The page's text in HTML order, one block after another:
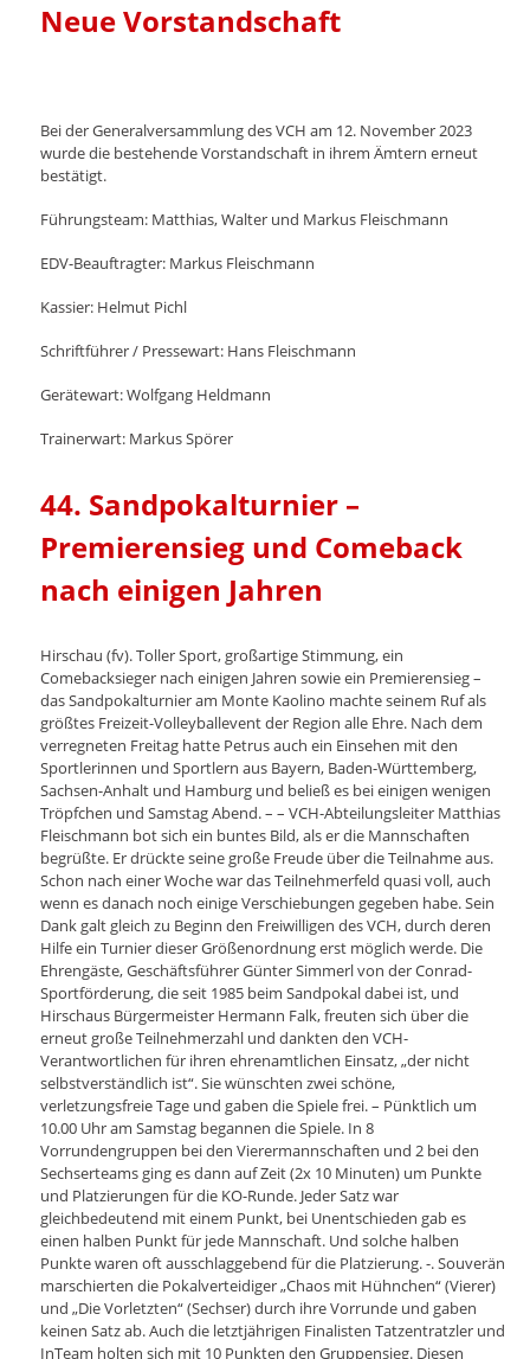
Neue Vorstandschaft
Bei der Generalversammlung des VCH am 12. November 2023
wurde die bestehende Vorstandschaft in ihrem Ämtern erneut
bestätigt.
Führungsteam: Matthias, Walter und Markus Fleischmann
EDV-Beauftragter: Markus Fleischmann
Kassier: Helmut Pichl
Schriftführer / Pressewart: Hans Fleischmann
Gerätewart: Wolfgang Heldmann
Trainerwart: Markus Spörer
44. Sandpokalturnier –
Premierensieg und Comeback
nach einigen Jahren
Hirschau (fv). Toller Sport, großartige Stimmung, ein
Comebacksieger nach einigen Jahren sowie ein Premierensieg –
das Sandpokalturnier am Monte Kaolino machte seinem Ruf als
größtes Freizeit-Volleyballevent der Region alle Ehre. Nach dem
verregneten Freitag hatte Petrus auch ein Einsehen mit den
Sportlerinnen und Sportlern aus Bayern, Baden-Württemberg,
Sachsen-Anhalt und Hamburg und beließ es bei einigen wenigen
Tröpfchen und Samstag Abend. – – VCH-Abteilungsleiter Matthias
Fleischmann bot sich ein buntes Bild, als er die Mannschaften
begrüßte. Er drückte seine große Freude über die Teilnahme aus.
Schon nach einer Woche war das Teilnehmerfeld quasi voll, auch
wenn es danach noch einige Verschiebungen gegeben habe. Sein
Dank galt gleich zu Beginn den Freiwilligen des VCH, durch deren
Hilfe ein Turnier dieser Größenordnung erst möglich werde. Die
Ehrengäste, Geschäftsführer Günter Simmerl von der Conrad-
Sportförderung, die seit 1985 beim Sandpokal dabei ist, und
Hirschaus Bürgermeister Hermann Falk, freuten sich über die
erneut große Teilnehmerzahl und dankten den VCH-
Verantwortlichen für ihren ehrenamtlichen Einsatz, „der nicht
selbstverständlich ist“. Sie wünschten zwei schöne,
verletzungsfreie Tage und gaben die Spiele frei. – Pünktlich um
10.00 Uhr am Samstag begannen die Spiele. In 8
Vorrundengruppen bei den Vierermannschaften und 2 bei den
Sechserteams ging es dann auf Zeit (2x 10 Minuten) um Punkte
und Platzierungen für die KO-Runde. Jeder Satz war
gleichbedeutend mit einem Punkt, bei Unentschieden gab es
einen halben Punkt für jede Mannschaft. Und solche halben
Punkte waren oft ausschlaggebend für die Platzierung. -. Souverän
marschierten die Pokalverteidiger „Chaos mit Hühnchen“ (Vierer)
und „Die Vorletzten“ (Sechser) durch ihre Vorrunde und gaben
keinen Satz ab. Auch die letztjährigen Finalisten Tatzentratzler und
InTeam holten sich mit 10 Punkten den Gruppensieg. Diesen